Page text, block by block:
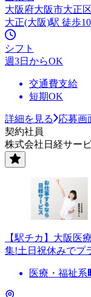
大阪府大阪市大正区
大正(大阪)駅 徒歩
シフト
週3日からOK
交通費支給
短期OK
詳細を見る
応募画
契約社員
株式会社日経サー
【駅チカ】大阪医
集!土日祝休みでプ
医療・福祉系